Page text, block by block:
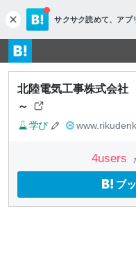
c
l
o
s
e
サクサク読めて、 アプ
北陸電気工事株式会
～
学び
4users
ブ